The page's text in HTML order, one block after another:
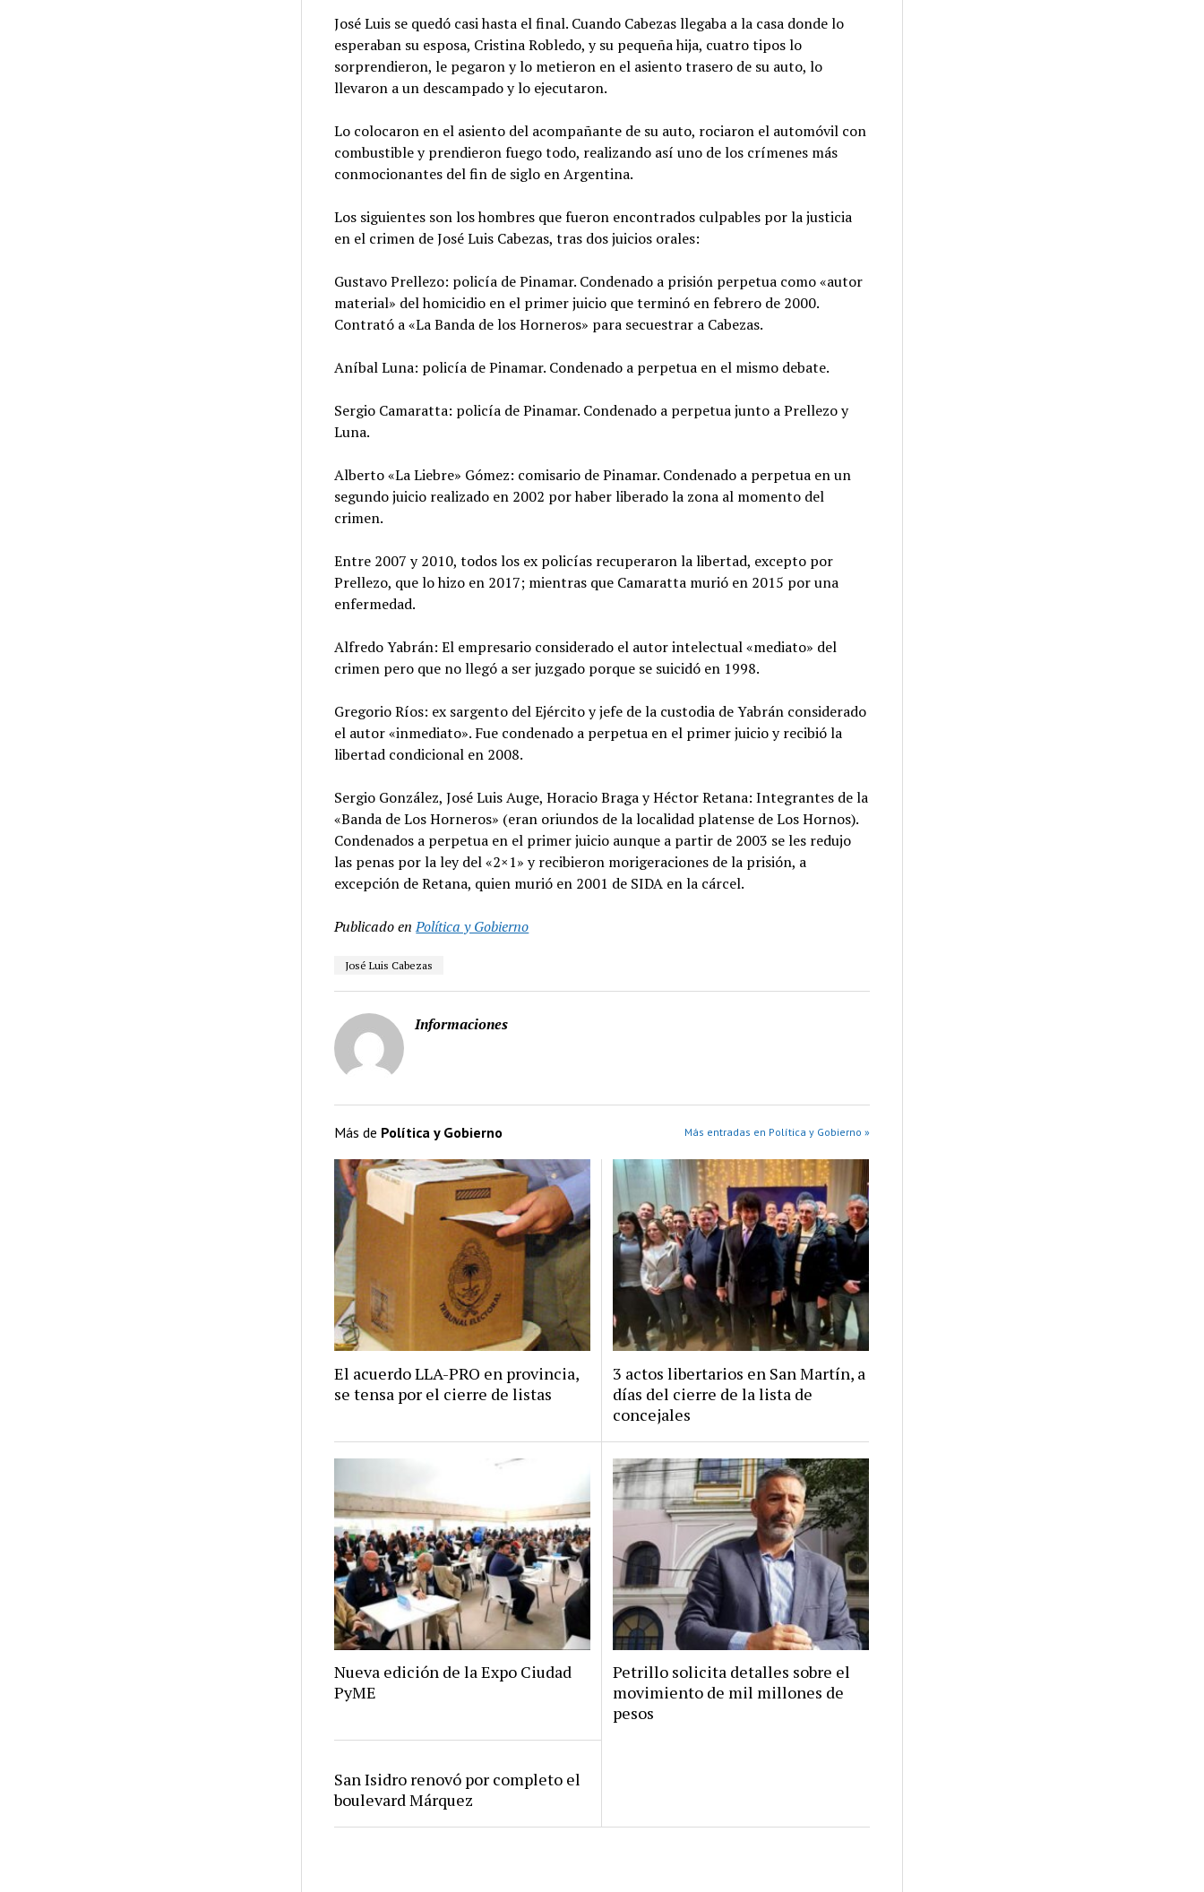
José Luis se quedó casi hasta el final. Cuando Cabezas llegaba a la casa donde lo
esperaban su esposa, Cristina Robledo, y su pequeña hija, cuatro tipos lo
sorprendieron, le pegaron y lo metieron en el asiento trasero de su auto, lo
llevaron a un descampado y lo ejecutaron.
Lo colocaron en el asiento del acompañante de su auto, rociaron el automóvil con
combustible y prendieron fuego todo, realizando así uno de los crímenes más
conmocionantes del fin de siglo en Argentina.
Los siguientes son los hombres que fueron encontrados culpables por la justicia
en el crimen de José Luis Cabezas, tras dos juicios orales:
Gustavo Prellezo: policía de Pinamar. Condenado a prisión perpetua como «autor
material» del homicidio en el primer juicio que terminó en febrero de 2000.
Contrató a «La Banda de los Horneros» para secuestrar a Cabezas.
Aníbal Luna: policía de Pinamar. Condenado a perpetua en el mismo debate.
Sergio Camaratta: policía de Pinamar. Condenado a perpetua junto a Prellezo y
Luna.
Alberto «La Liebre» Gómez: comisario de Pinamar. Condenado a perpetua en un
segundo juicio realizado en 2002 por haber liberado la zona al momento del
crimen.
Entre 2007 y 2010, todos los ex policías recuperaron la libertad, excepto por
Prellezo, que lo hizo en 2017; mientras que Camaratta murió en 2015 por una
enfermedad.
Alfredo Yabrán: El empresario considerado el autor intelectual «mediato» del
crimen pero que no llegó a ser juzgado porque se suicidó en 1998.
Gregorio Ríos: ex sargento del Ejército y jefe de la custodia de Yabrán considerado
el autor «inmediato». Fue condenado a perpetua en el primer juicio y recibió la
libertad condicional en 2008.
Sergio González, José Luis Auge, Horacio Braga y Héctor Retana: Integrantes de la
«Banda de Los Horneros» (eran oriundos de la localidad platense de Los Hornos).
Condenados a perpetua en el primer juicio aunque a partir de 2003 se les redujo
las penas por la ley del «2×1» y recibieron morigeraciones de la prisión, a
excepción de Retana, quien murió en 2001 de SIDA en la cárcel.
Publicado en Política y Gobierno
José Luis Cabezas
Informaciones
Más de Política y Gobierno Más entradas en Política y Gobierno »
El acuerdo LLA-PRO en provincia,
se tensa por el cierre de listas
3 actos libertarios en San Martín, a
días del cierre de la lista de
concejales
Nueva edición de la Expo Ciudad
PyME
Petrillo solicita detalles sobre el
movimiento de mil millones de
pesos
San Isidro renovó por completo el
boulevard Márquez